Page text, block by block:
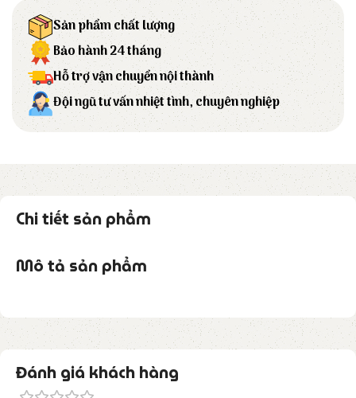
Sản phẩm chất lượng
Bảo hành 24 tháng
Hỗ trợ vận chuyển nội thành
Đội ngũ tư vấn nhiệt tình, chuyên nghiệp
Chi tiết sản phẩm
Mô tả sản phẩm
Đánh giá khách hàng